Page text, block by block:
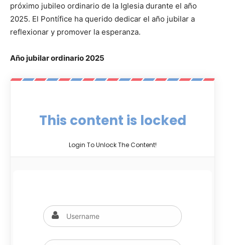
próximo jubileo ordinario de la Iglesia durante el año
2025. El Pontífice ha querido dedicar el año jubilar a
reflexionar y promover la esperanza.
Año jubilar ordinario 2025
This content is locked
Login To Unlock The Content!